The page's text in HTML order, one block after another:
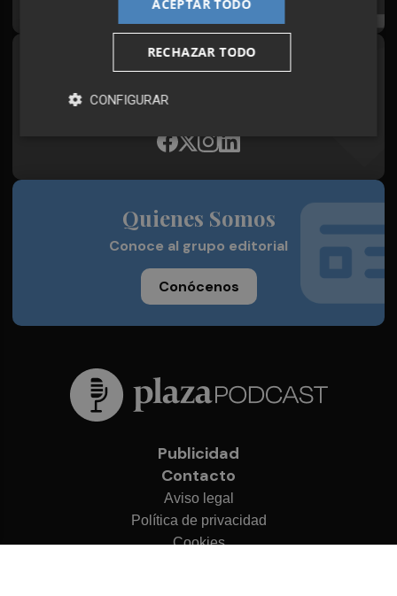
Síguenos en redes
Plaza Podcast, desde cualquier medio
Quienes Somos
Conoce al grupo editorial
Conócenos
Publicidad
Contacto
Aviso legal
Política de privacidad
Cookies
ACEPTAR TODO
RECHAZAR TODO
CONFIGURAR